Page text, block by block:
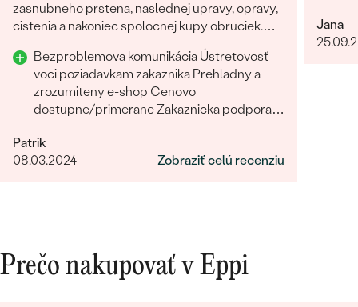
zasnubneho prstena, naslednej upravy, opravy,
cistenia a nakoniec spolocnej kupy obruciek.
Bezproblemova komunikácia Ústretovosť
voci poziadavkam zakaznika Prehladny a
zrozumiteny e-shop Cenovo
dostupne/primerane Zakaznicka podpora
ludsky pristup zamestnancov
Patrik
08.03.2024
Zobraziť celú recenziu
Jana
Prečo nakupovať v Eppi